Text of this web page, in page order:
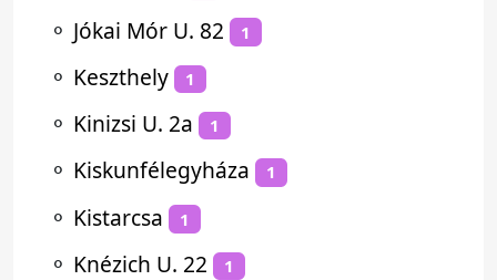
⚬ Jókai Mór U. 82 1
⚬ Keszthely 1
⚬ Kinizsi U. 2a 1
⚬ Kiskunfélegyháza 1
⚬ Kistarcsa 1
⚬ Knézich U. 22 1